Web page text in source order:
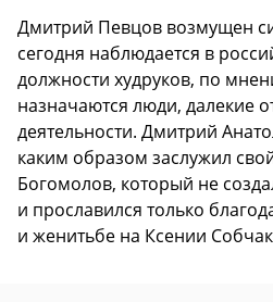
Дмитрий Певцов возмущен
сегодня наблюдается в
должности худруков, по
назначаются люди, далекие
деятельности. Дмитрий
каким образом заслужил
Богомолов, который не
и прославился только
и женитьбе на Ксении